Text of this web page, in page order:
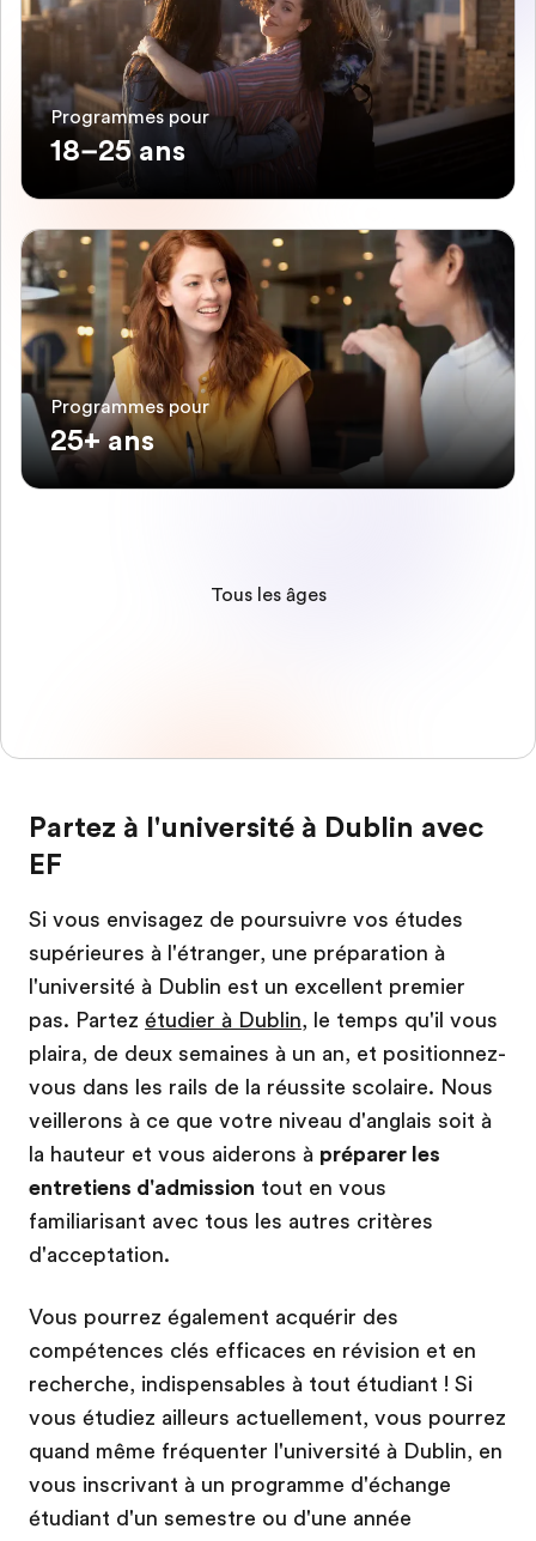
Programmes pour
18–25 ans
Programmes pour
25+ ans
Tous les âges
Partez à l'université à Dublin avec
EF
Si vous envisagez de poursuivre vos études
supérieures à l'étranger, une préparation à
l'université à Dublin est un excellent premier
pas. Partez étudier à Dublin, le temps qu'il vous
plaira, de deux semaines à un an, et positionnez-
vous dans les rails de la réussite scolaire. Nous
veillerons à ce que votre niveau d'anglais soit à
la hauteur et vous aiderons à préparer les
entretiens d'admission tout en vous
familiarisant avec tous les autres critères
d'acceptation.
Vous pourrez également acquérir des
compétences clés efficaces en révision et en
recherche, indispensables à tout étudiant ! Si
vous étudiez ailleurs actuellement, vous pourrez
quand même fréquenter l'université à Dublin, en
vous inscrivant à un programme d'échange
étudiant d'un semestre ou d'une année